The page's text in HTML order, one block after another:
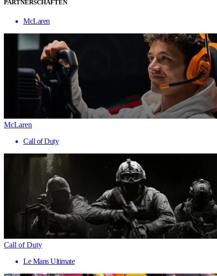
PARTNERSCHAFTEN
McLaren
McLaren
Call of Duty
Call of Duty
Le Mans Ultimate